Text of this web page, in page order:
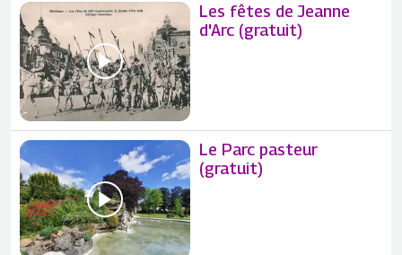
Les fêtes de Jeanne
d'Arc (gratuit)
Le Parc pasteur
(gratuit)